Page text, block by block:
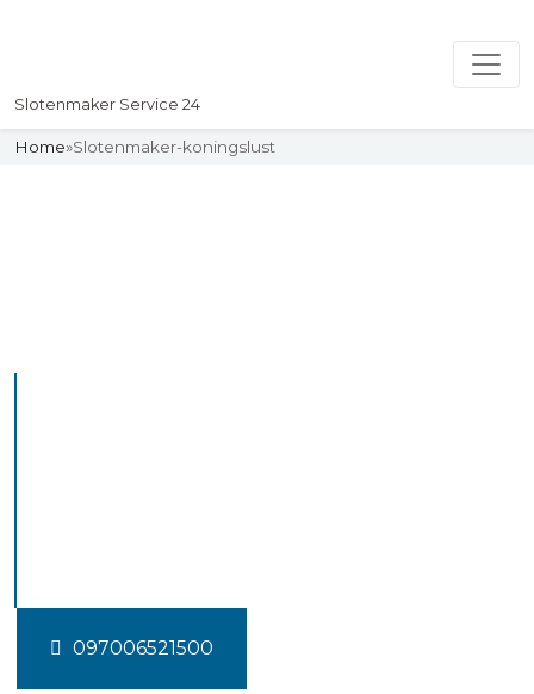
Slotenmaker Service 24
Home»Slotenmaker-koningslust
097006521500